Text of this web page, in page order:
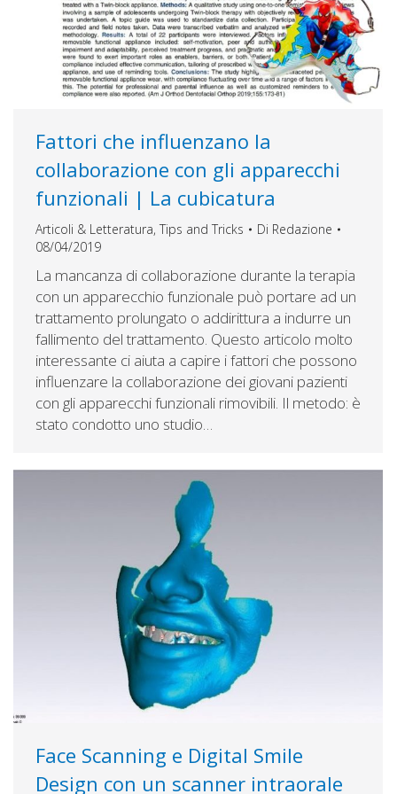
Fattori che influenzano la
collaborazione con gli apparecchi
funzionali | La cubicatura
Articoli & Letteratura, Tips and Tricks Di Redazione
08/04/2019
La mancanza di collaborazione durante la terapia
con un apparecchio funzionale può portare ad un
trattamento prolungato o addirittura a indurre un
fallimento del trattamento. Questo articolo molto
interessante ci aiuta a capire i fattori che possono
influenzare la collaborazione dei giovani pazienti
con gli apparecchi funzionali rimovibili. Il metodo: è
stato condotto uno studio…
Face Scanning e Digital Smile
Design con un scanner intraorale